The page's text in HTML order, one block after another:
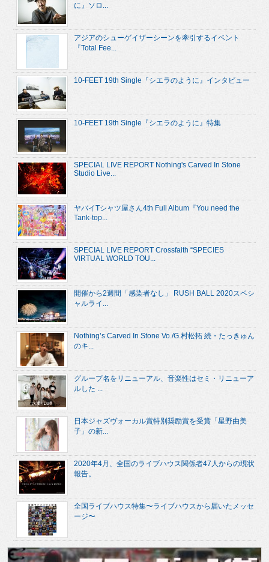
に』ソロ...
アジアのシューゲイザーシーンを牽引するイベント
『Total Fee...
10-FEET 19th Single『シエラのように』インタビュー
10-FEET 19th Single『シエラのように』特集
SPECIAL LIVE REPORT Nothing's Carved In Stone
Studio Live...
ヤバイTシャツ屋さん4th Full Album『You need the
Tank-top...
SPECIAL LIVE REPORT Crossfaith “SPECIES
VIRTUAL WORLD TOU...
開催から2週間「感染者なし」 RUSH BALL 2020スペシ
ャルライ...
Nothing’s Carved In Stone Vo./G.村松拓 続・たっきゅん
のキ...
グループ名をリニューアル、音楽性はセミ・リニューア
ルした ...
日本ジャズヴォーカル賞特別奨励賞を受賞「星野由美
子」の新...
2020年4月、全国のライブハウス関係者47人からの現状
報告。
全国ライブハウス特集〜ライブハウスから届いたメッセ
ージ〜